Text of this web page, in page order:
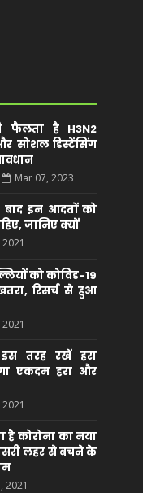
फैलता है H3N2
सोशल डिस्टेंसिंग
Mar 07, 2023
इन आदतों को
जानिए क्यों
2021
को कोविड-19
रिसर्च से हुआ
2021
तरह रखें हरा
एकदम हरा और
2021
है कोरोना का नया
लहर से बचने के
2021